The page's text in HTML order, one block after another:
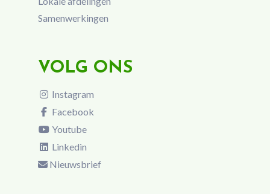
Samenwerkingen
VOLG ONS
Instagram
Facebook
Youtube
Linkedin
Nieuwsbrief